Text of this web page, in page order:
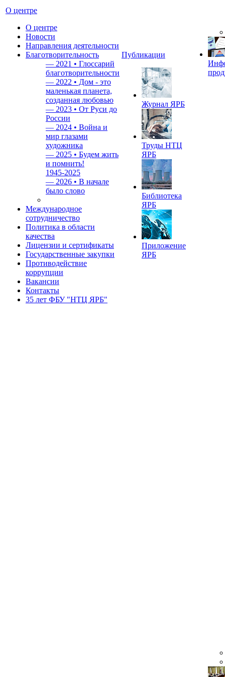
О центре
О центре
Новости
Направления деятельности
Благотворительность
— 2021 • Глоссарий
благотворительности
— 2022 • Дом - это
маленькая планета,
созданная любовью
— 2023 • От Руси до
России
— 2024 • Война и
мир глазами
художника
— 2025 • Будем жить
и помнить!
1945-2025
— 2026 • В начале
было слово
Международное
сотрудничество
Политика в области
качества
Лицензии и сертификаты
Государственные закупки
Противодействие
коррупции
Вакансии
Контакты
35 лет ФБУ "НТЦ ЯРБ"
Публикации
Журнал ЯРБ
Труды НТЦ
ЯРБ
Библиотека
ЯРБ
Приложение
ЯРБ